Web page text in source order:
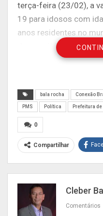
terça-feira (23/02), a
19 para idosos com
anos residentes no
desse público-alvo
vacinação montados
Senhora do Perpétuo
às 12h e 14h às 17h.
Para receber a primeira
necessário apresentar
identificação oficial
nascimento, CPF,
Cadastro para
Simultâneo às ações
de Santana, por meio
bala rocha Conexão
PMS Política Prefeitura
0
Compartilhar
Cleber
Comentários